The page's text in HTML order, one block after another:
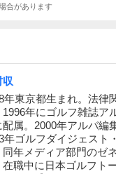
合があります
収
年東京都生まれ。法律
1996年にゴルフ雑誌ア
属。2000年アルバ編
年ゴルフダイジェスト
同年メディア部門のゼ
在職中に日本ゴルフト